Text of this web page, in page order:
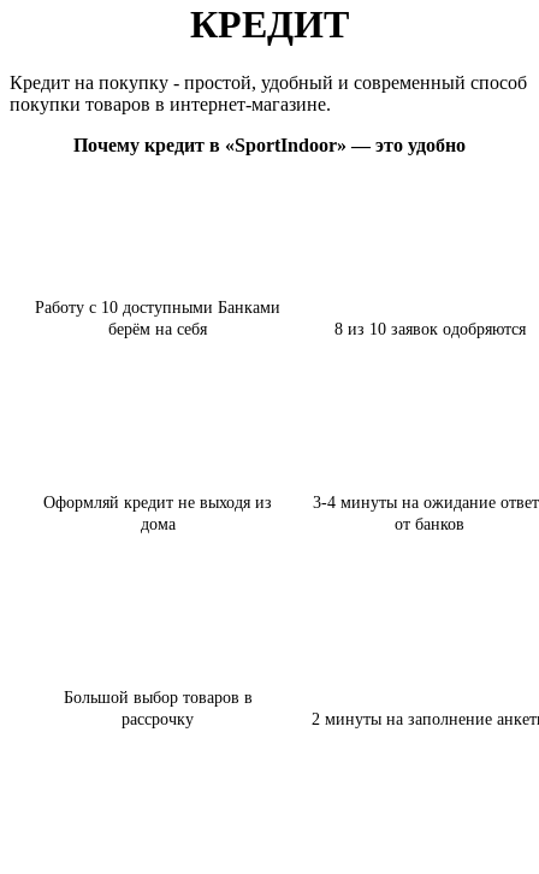
КРЕДИТ
Кредит на покупку - простой, удобный и современный способ
покупки товаров в интернет-магазине.
Почему кредит в «SportIndoor» — это удобно
Работу с 10 доступными Банками
берём на себя
8 из 10 заявок одобряются
Оформляй кредит не выходя из
дома
3-4 минуты на ожидание
от банков
Большой выбор товаров в
рассрочку
2 минуты на заполнение